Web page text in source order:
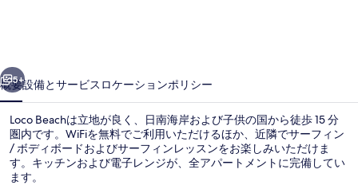
ラ
リ
ー
5+
概要設備とサービス ロケーションポリシー
Loco Beachは立地が良く、日南海岸および子供の国から徒歩 15 分
圏内です。WiFiを無料でご利用いただけるほか、近隣でサーフィン
/ ボディボードおよびサーフィンレッスンをお楽しみいただけま
す。キッチンおよび電子レンジが、全アパートメントに完備してい
ます。